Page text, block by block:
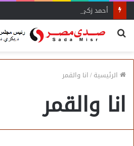
أحمد زكي: مبادرة “مصر تنطلق بالتصدير”
بحث
الرئيسية/انا والقمر
انا والقمر